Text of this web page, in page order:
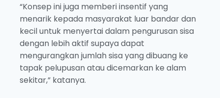
“Konsep ini juga memberi insentif yang
menarik kepada masyarakat luar bandar dan
kecil untuk menyertai dalam pengurusan sisa
dengan lebih aktif supaya dapat
mengurangkan jumlah sisa yang dibuang ke
tapak pelupusan atau dicemarkan ke alam
sekitar,” katanya.